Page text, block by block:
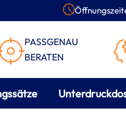
PASSGENAU
BERATEN